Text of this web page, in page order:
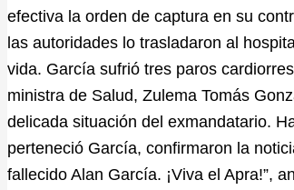
efectiva la orden de captura en su
las autoridades lo trasladaron al
vida. García sufrió tres paros
ministra de Salud, Zulema Tomás
delicada situación del exmandatario.
perteneció García, confirmaron la
fallecido Alan García. ¡Viva el Apra!”,